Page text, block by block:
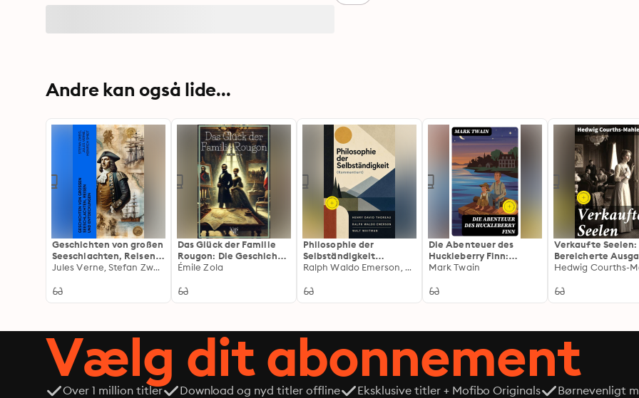
Andre kan også lide...
Geschichten von großen
Seeschlachten, Reisen
und Entdeckungen:
Nelson, Jean Bart,
Jules Verne, Stefan Zweig, Wilhelm Cremer, Heinrich Smidt
Das Glück der Familie
Rougon: Die Geschichte
einer Familie unter dem
Émile Zola
Philosophie der
Selbständigkeit
(Kommentiert):
Repräsentanten der
großer Menschen
Ralph Waldo Emerson, Walt Whitman, Henry David Thoreau
Die Abenteuer des
Huckleberry Finn:
Bereicherte Ausgabe.
Mark Twain
Verkaufte Seelen:
Bereicherte
Liebesroman
Hedwig Courths-
Vælg dit abonnement
Over 1 million titler Download og nyd titler offline Eksklusive titler + Mofibo Originals
Børnevenligt